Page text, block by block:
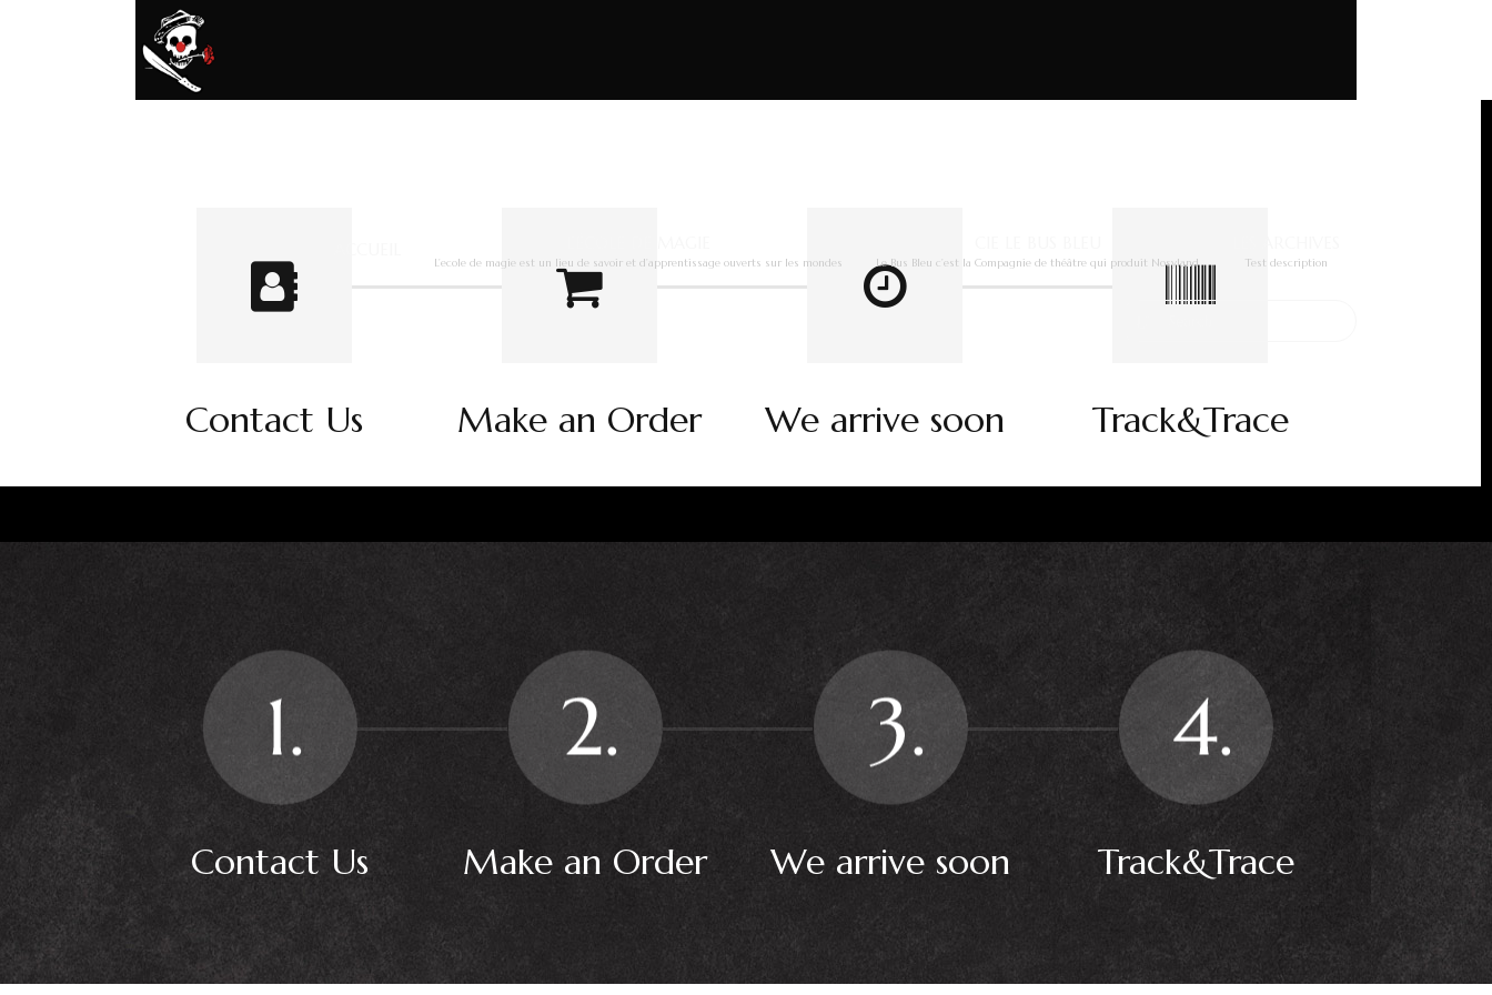
L’ecole de magie est un lieu de savoir et d’apprentissage ouverts sur les mondes Le Bus Bleu c’est la Compagnie de théâtre qui produit Nosyland Test description
Contact Us Make an Order We arrive soon Track&Trace
Contact Us Make an Order We arrive soon Track&Trace